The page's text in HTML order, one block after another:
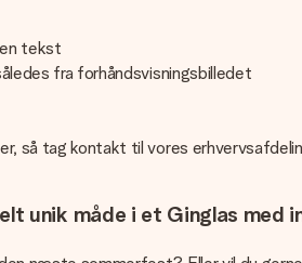
tekst
fra forhåndsvisningsbilledet
så tag kontakt til vores
unik måde i et Ginglas med